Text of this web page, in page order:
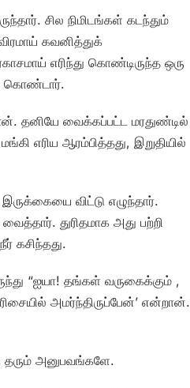
சில நிமிடங்கள் கடந்தும்
கவனித்துக்
எரிந்து கொண்டிருந்த ஒரு
கொண்டார்.
தனியே வைக்கப்பட்ட மரதுண்டில்
எரிய ஆரம்பித்தது, இறுதியில்
விட்டு எழுந்தார்.
துரிதமாக அது பற்றி
கசிந்தது.
“ஐயா! தங்கள் வருகைக்கும் ,
அமர்ந்திருப்பேன்’ என்றான்.
அனுபவங்களே.